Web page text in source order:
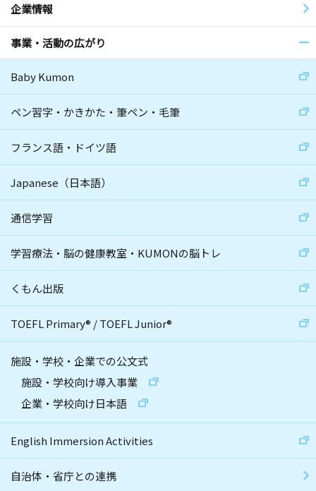
企業情報
事業・活動の広がり
Baby Kumon
ペン習字・かきかた・筆ペン・毛筆
フランス語・ドイツ語
Japanese（日本語）
通信学習
学習療法・脳の健康教室・KUMONの脳トレ
くもん出版
TOEFL Primary® /TOEFL Junior®
施設・学校・企業での公文式
施設・学校向け導入事業
企業・学校向け日本語
English Immersion Activities
自治体・省庁との連携